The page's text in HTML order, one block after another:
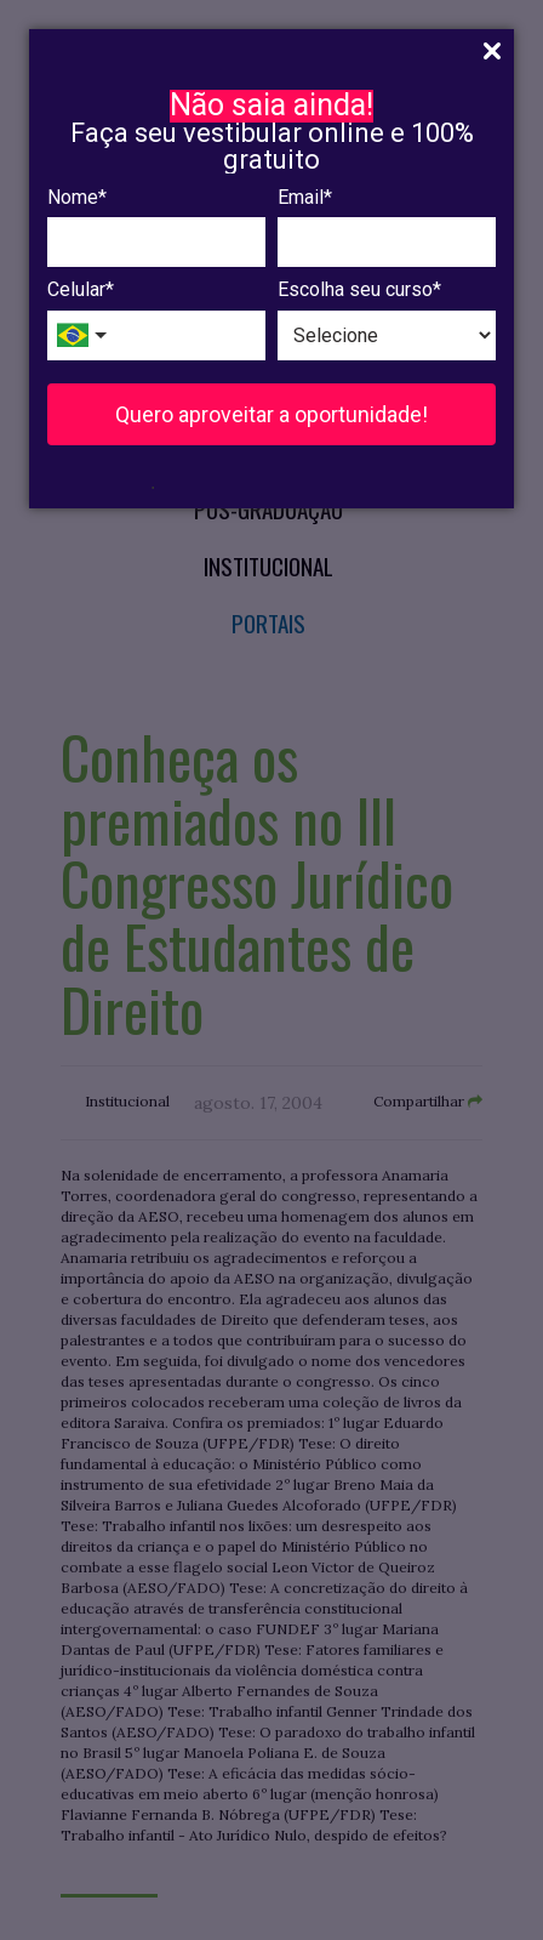
Não saia ainda!
Faça seu vestibular online e 100%
gratuito
Nome* Email*
Celular* Escolha seu curso*
Quero aproveitar a oportunidade!
.
INSCRIÇÃO
OLINDA
RECIFE
VESTIBULAR
CURSOS PRESENCIAIS
PÓS-GRADUAÇÃO
INSTITUCIONAL
PORTAIS
Conheça os
premiados no III
Congresso Jurídico
de Estudantes de
Direito
Institucional agosto. 17, 2004 Compartilhar
Na solenidade de encerramento, a professora Anamaria
Torres, coordenadora geral do congresso, representando a
direção da AESO, recebeu uma homenagem dos alunos em
agradecimento pela realização do evento na faculdade.
Anamaria retribuiu os agradecimentos e reforçou a
importância do apoio da AESO na organização, divulgação
e cobertura do encontro. Ela agradeceu aos alunos das
diversas faculdades de Direito que defenderam teses, aos
palestrantes e a todos que contribuíram para o sucesso do
evento. Em seguida, foi divulgado o nome dos vencedores
das teses apresentadas durante o congresso. Os cinco
primeiros colocados receberam uma coleção de livros da
editora Saraiva. Confira os premiados: 1º lugar Eduardo
Francisco de Souza (UFPE/FDR) Tese: O direito
fundamental à educação: o Ministério Público como
instrumento de sua efetividade 2º lugar Breno Maia da
Silveira Barros e Juliana Guedes Alcoforado (UFPE/FDR)
Tese: Trabalho infantil nos lixões: um desrespeito aos
direitos da criança e o papel do Ministério Público no
combate a esse flagelo social Leon Victor de Queiroz
Barbosa (AESO/FADO) Tese: A concretização do direito à
educação através de transferência constitucional
intergovernamental: o caso FUNDEF 3º lugar Mariana
Dantas de Paul (UFPE/FDR) Tese: Fatores familiares e
jurídico-institucionais da violência doméstica contra
crianças 4º lugar Alberto Fernandes de Souza
(AESO/FADO) Tese: Trabalho infantil Genner Trindade dos
Santos (AESO/FADO) Tese: O paradoxo do trabalho infantil
no Brasil 5º lugar Manoela Poliana E. de Souza
(AESO/FADO) Tese: A eficácia das medidas sócio-
educativas em meio aberto 6º lugar (menção honrosa)
Flavianne Fernanda B. Nóbrega (UFPE/FDR) Tese:
Trabalho infantil - Ato Jurídico Nulo, despido de efeitos?